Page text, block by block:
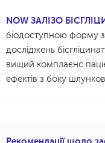
NOW ЗАЛІЗО
біодоступною форму
досліджень
вищий комплаєнс
ефектів з боку